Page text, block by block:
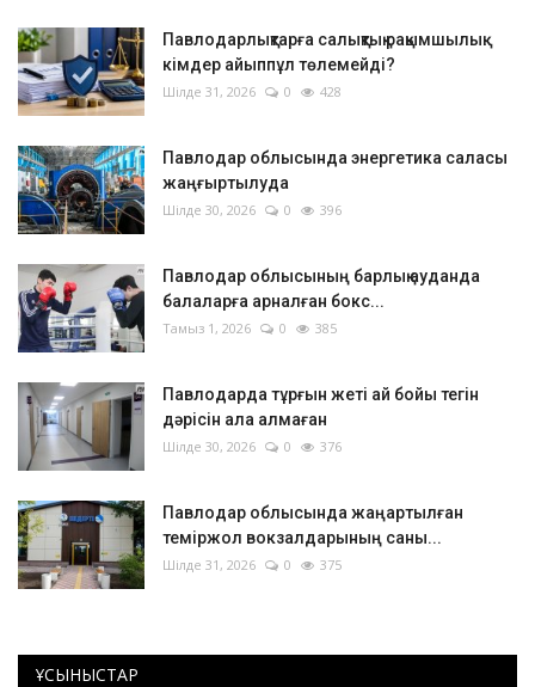
Павлодарлықтарға салықтық рақымшылық:
кімдер айыппұл төлемейді?
Шілде 31, 2026 0 428
Павлодар облысында энергетика саласы
жаңғыртылуда
Шілде 30, 2026 0 396
Павлодар облысының барлық ауданда
балаларға арналған бокс...
Тамыз 1, 2026 0 385
Павлодарда тұрғын жеті ай бойы тегін
дәрісін ала алмаған
Шілде 30, 2026 0 376
Павлодар облысында жаңартылған
теміржол вокзалдарының саны...
Шілде 31, 2026 0 375
ҰСЫНЫСТАР